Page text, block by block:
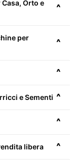
^
Orto e
^
per
^
^
e Sementi
^
^
libera